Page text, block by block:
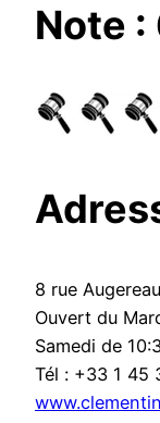
Note
8 rue
Ouvert du
Samedi de
Tél : +33 1 45